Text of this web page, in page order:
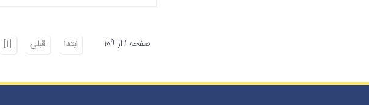
صفحه 1 از 109 ابتدا قبلی [1]